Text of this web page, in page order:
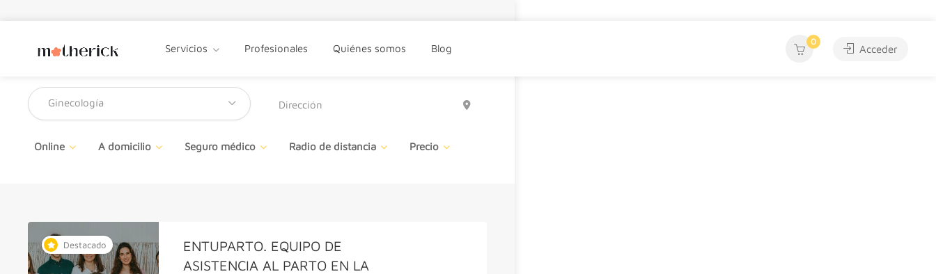
Servicios Profesionales Quiénes somos Blog
0
Acceder
Ginecología
Online A domicilio Seguro médico Radio de distancia Precio
Destacado
ENTUPARTO. EQUIPO DE
ASISTENCIA AL PARTO EN LA